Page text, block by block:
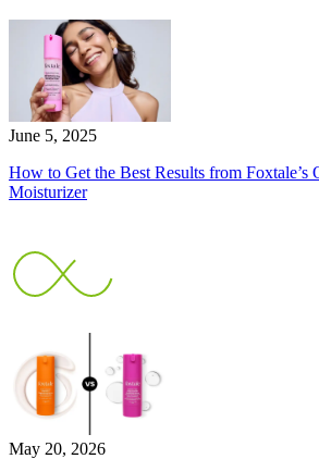
June 5, 2025
How to Get the Best Results from Foxtale’s
Moisturizer
May 20, 2026